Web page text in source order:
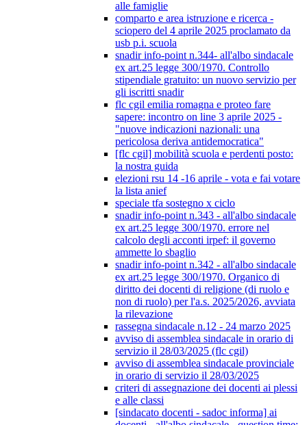
alle famiglie
comparto e area istruzione e ricerca -
sciopero del 4 aprile 2025 proclamato da
usb p.i. scuola
snadir info-point n.344- all'albo sindacale
ex art.25 legge 300/1970. Controllo
stipendiale gratuito: un nuovo servizio per
gli iscritti snadir
flc cgil emilia romagna e proteo fare
sapere: incontro on line 3 aprile 2025 -
"nuove indicazioni nazionali: una
pericolosa deriva antidemocratica"
[flc cgil] mobilità scuola e perdenti posto:
la nostra guida
elezioni rsu 14 -16 aprile - vota e fai votare
la lista anief
speciale tfa sostegno x ciclo
snadir info-point n.343 - all'albo sindacale
ex art.25 legge 300/1970. errore nel
calcolo degli acconti irpef: il governo
ammette lo sbaglio
snadir info-point n.342 - all'albo sindacale
ex art.25 legge 300/1970. Organico di
diritto dei docenti di religione (di ruolo e
non di ruolo) per l'a.s. 2025/2026, avviata
la rilevazione
rassegna sindacale n.12 - 24 marzo 2025
avviso di assemblea sindacale in orario di
servizio il 28/03/2025 (flc cgil)
avviso di assemblea sindacale provinciale
in orario di servizio il 28/03/2025
criteri di assegnazione dei docenti ai plessi
e alle classi
[sindacato docenti - sadoc informa] ai